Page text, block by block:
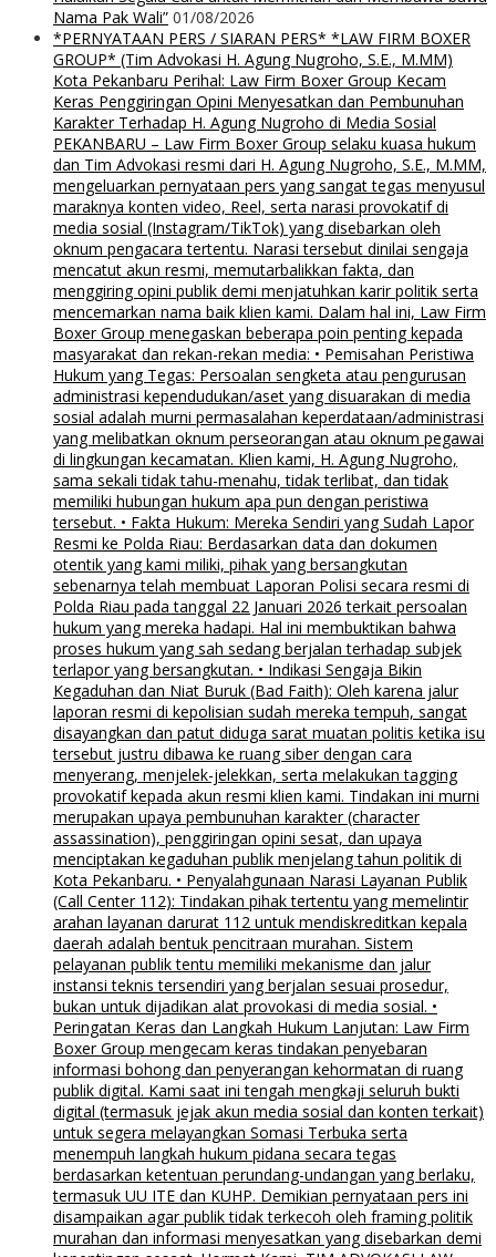
Nama Pak Wali” 01/08/2026
*PERNYATAAN PERS / SIARAN PERS* *LAW FIRM BOXER
GROUP* (Tim Advokasi H. Agung Nugroho, S.E., M.MM)
Kota Pekanbaru Perihal: Law Firm Boxer Group Kecam
Keras Penggiringan Opini Menyesatkan dan Pembunuhan
Karakter Terhadap H. Agung Nugroho di Media Sosial
PEKANBARU – Law Firm Boxer Group selaku kuasa hukum
dan Tim Advokasi resmi dari H. Agung Nugroho, S.E., M.MM,
mengeluarkan pernyataan pers yang sangat tegas menyusul
maraknya konten video, Reel, serta narasi provokatif di
media sosial (Instagram/TikTok) yang disebarkan oleh
oknum pengacara tertentu. Narasi tersebut dinilai sengaja
mencatut akun resmi, memutarbalikkan fakta, dan
menggiring opini publik demi menjatuhkan karir politik serta
mencemarkan nama baik klien kami. Dalam hal ini, Law Firm
Boxer Group menegaskan beberapa poin penting kepada
masyarakat dan rekan-rekan media: • Pemisahan Peristiwa
Hukum yang Tegas: Persoalan sengketa atau pengurusan
administrasi kependudukan/aset yang disuarakan di media
sosial adalah murni permasalahan keperdataan/administrasi
yang melibatkan oknum perseorangan atau oknum pegawai
di lingkungan kecamatan. Klien kami, H. Agung Nugroho,
sama sekali tidak tahu-menahu, tidak terlibat, dan tidak
memiliki hubungan hukum apa pun dengan peristiwa
tersebut. • Fakta Hukum: Mereka Sendiri yang Sudah Lapor
Resmi ke Polda Riau: Berdasarkan data dan dokumen
otentik yang kami miliki, pihak yang bersangkutan
sebenarnya telah membuat Laporan Polisi secara resmi di
Polda Riau pada tanggal 22 Januari 2026 terkait persoalan
hukum yang mereka hadapi. Hal ini membuktikan bahwa
proses hukum yang sah sedang berjalan terhadap subjek
terlapor yang bersangkutan. • Indikasi Sengaja Bikin
Kegaduhan dan Niat Buruk (Bad Faith): Oleh karena jalur
laporan resmi di kepolisian sudah mereka tempuh, sangat
disayangkan dan patut diduga sarat muatan politis ketika isu
tersebut justru dibawa ke ruang siber dengan cara
menyerang, menjelek-jelekkan, serta melakukan tagging
provokatif kepada akun resmi klien kami. Tindakan ini murni
merupakan upaya pembunuhan karakter (character
assassination), penggiringan opini sesat, dan upaya
menciptakan kegaduhan publik menjelang tahun politik di
Kota Pekanbaru. • Penyalahgunaan Narasi Layanan Publik
(Call Center 112): Tindakan pihak tertentu yang memelintir
arahan layanan darurat 112 untuk mendiskreditkan kepala
daerah adalah bentuk pencitraan murahan. Sistem
pelayanan publik tentu memiliki mekanisme dan jalur
instansi teknis tersendiri yang berjalan sesuai prosedur,
bukan untuk dijadikan alat provokasi di media sosial. •
Peringatan Keras dan Langkah Hukum Lanjutan: Law Firm
Boxer Group mengecam keras tindakan penyebaran
informasi bohong dan penyerangan kehormatan di ruang
publik digital. Kami saat ini tengah mengkaji seluruh bukti
digital (termasuk jejak akun media sosial dan konten terkait)
untuk segera melayangkan Somasi Terbuka serta
menempuh langkah hukum pidana secara tegas
berdasarkan ketentuan perundang-undangan yang berlaku,
termasuk UU ITE dan KUHP. Demikian pernyataan pers ini
disampaikan agar publik tidak terkecoh oleh framing politik
murahan dan informasi menyesatkan yang disebarkan demi